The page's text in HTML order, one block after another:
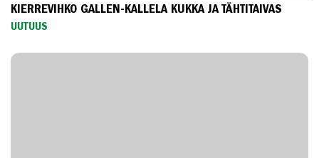
KIERREVIHKO GALLEN-KALLELA KUKKA JA TÄHTITAIVAS
UUTUUS